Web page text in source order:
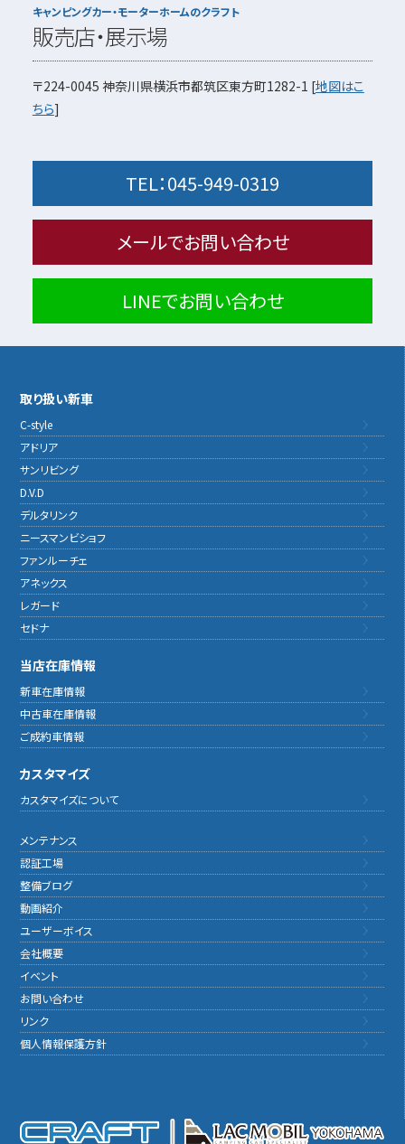
キャンピングカー・モーターホームのクラフト
販売店・展示場
〒224-0045 神奈川県横浜市都筑区東方町1282-1 [地図はこ
ちら]
TEL：045-949-0319
メールでお問い合わせ
LINEでお問い合わせ
取り扱い新車
C-style
アドリア
サンリビング
D.V.D
デルタリンク
ニースマンビショフ
ファンルーチェ
アネックス
レガード
セドナ
当店在庫情報
新車在庫情報
中古車在庫情報
ご成約車情報
カスタマイズ
カスタマイズについて
メンテナンス
認証工場
整備ブログ
動画紹介
ユーザーボイス
会社概要
イベント
お問い合わせ
リンク
個人情報保護方針